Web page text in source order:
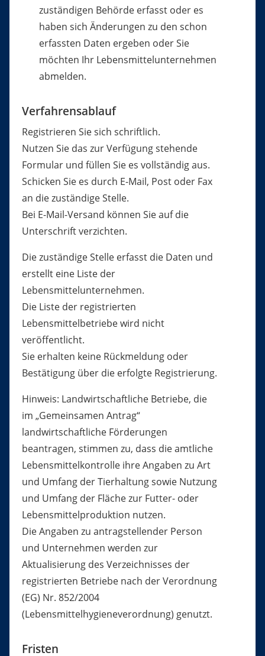
zuständigen Behörde erfasst oder es
haben sich Änderungen zu den schon
erfassten Daten ergeben oder Sie
möchten Ihr Lebensmittelunternehmen
abmelden.
Verfahrensablauf
Registrieren Sie sich schriftlich.
Nutzen Sie das zur Verfügung stehende
Formular und füllen Sie es vollständig aus.
Schicken Sie es durch E-Mail, Post oder Fax
an die zuständige Stelle.
Bei E-Mail-Versand können Sie auf die
Unterschrift verzichten.
Die zuständige Stelle erfasst die Daten und
erstellt eine Liste der
Lebensmittelunternehmen.
Die Liste der registrierten
Lebensmittelbetriebe wird nicht
veröffentlicht.
Sie erhalten keine Rückmeldung oder
Bestätigung über die erfolgte Registrierung.
Hinweis: Landwirtschaftliche Betriebe, die
im „Gemeinsamen Antrag“
landwirtschaftliche Förderungen
beantragen, stimmen zu, dass die amtliche
Lebensmittelkontrolle ihre Angaben zu Art
und Umfang der Tierhaltung sowie Nutzung
und Umfang der Fläche zur Futter- oder
Lebensmittelproduktion nutzen.
Die Angaben zu antragstellender Person
und Unternehmen werden zur
Aktualisierung des Verzeichnisses der
registrierten Betriebe nach der Verordnung
(EG) Nr. 852/2004
(Lebensmittelhygieneverordnung) genutzt.
Fristen